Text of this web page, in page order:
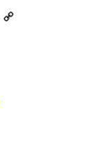
WhatsApp